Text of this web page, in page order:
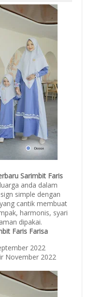
Sarimbit Faris
anda dalam
simple dengan
cantik membuat
harmonis, syari
dipakai.
Faris Farisa
2022
November 2022